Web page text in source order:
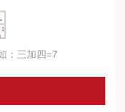
：三加四=7